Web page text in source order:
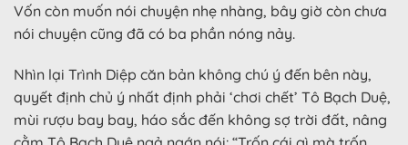
Vốn còn muốn nói chuyện nhẹ nhàng, bây giờ còn chưa
nói chuyện cũng đã có ba phần nóng nảy.
Nhìn lại Trình Diệp căn bản không chú ý đến bên này,
quyết định chủ ý nhất định phải ‘chơi chết’ Tô Bạch Duệ,
mùi rượu bay bay, háo sắc đến không sợ trời đất, nâng